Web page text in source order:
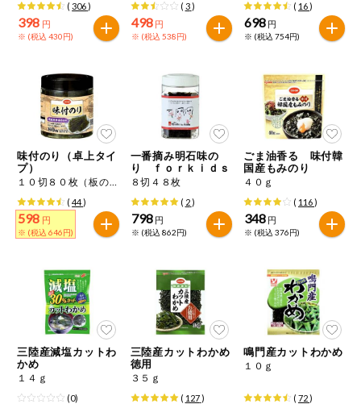
お弁当用商品
ミールキット
組合員さんの
リクエスト
いいもんみっ
け
オーガニック
ベビー・キッ
ズ関連
サプリメン
ト・栄養補助
アレルゲン対
応
(306)
398 円
※ (税込 430円)
( 3)
498 円
※ (税込 538円)
( 16)
698 円
※ (税込 754円)
味付のり（卓上タイ
プ）
１０切８０枚（板のり８枚）
(44)
598 円
※ (税込 646円)
一番摘み明石味の
り ｆｏｒｋｉｄｓ
８切４８枚
( 2)
798 円
※ (税込 862円)
ごま油香る 味付韓
国産もみのり
４０ｇ
( 116)
348 円
※ (税込 376円)
三陸産減塩カットわ
かめ
１４ｇ
(0)
三陸産カットわかめ
徳用
３５ｇ
( 127)
鳴門産カットわかめ
１０ｇ
( 72)